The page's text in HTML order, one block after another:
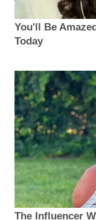
You'll Be
Today
The Influencer